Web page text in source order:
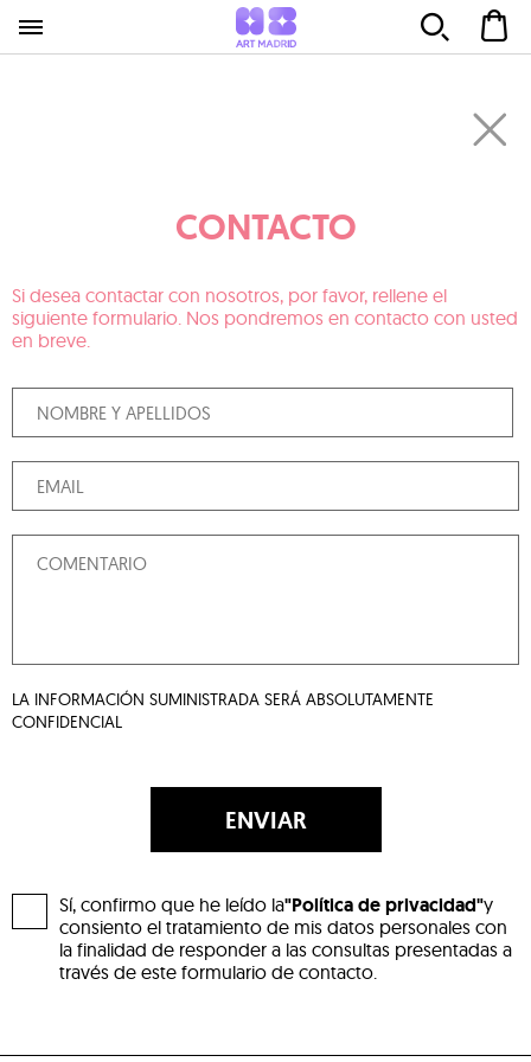
CONTACTO
Si desea contactar con nosotros, por favor, rellene el
siguiente formulario. Nos pondremos en contacto con usted
en breve.
LA INFORMACIÓN SUMINISTRADA SERÁ ABSOLUTAMENTE
CONFIDENCIAL
ENVIAR
Sí, confirmo que he leído la"Política de privacidad"y
consiento el tratamiento de mis datos personales con
la finalidad de responder a las consultas presentadas a
través de este formulario de contacto.